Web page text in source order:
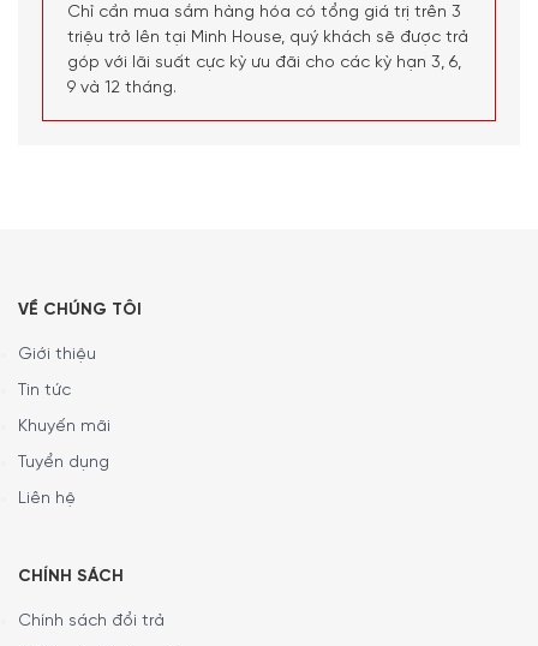
Bàn Chải Điện Philips HX9914/57 cho phép
bạn biết nếu bạn đang nhấn quá mạnh
DiamondClean 9000
Chỉ cần mua sắm hàng hóa có tổng giá trị trên 3
triệu trở lên tại Minh House, quý khách sẽ được trả
góp với lãi suất cực kỳ ưu đãi cho các kỳ hạn 3, 6,
9 và 12 tháng.
VỀ CHÚNG TÔI
Giới thiệu
Tin tức
Khuyến mãi
Tuyển dụng
Liên hệ
CHÍNH SÁCH
Chính sách đổi trả